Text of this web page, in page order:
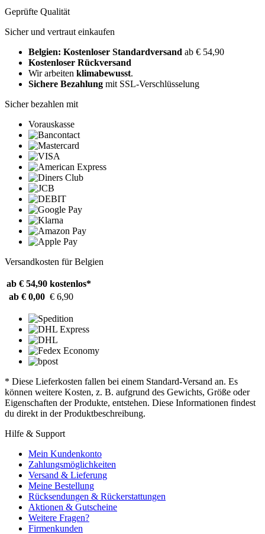
Geprüfte Qualität
Sicher und vertraut einkaufen
Belgien: Kostenloser Standardversand ab € 54,90
Kostenloser Rückversand
Wir arbeiten klimabewusst.
Sichere Bezahlung mit SSL-Verschlüsselung
Sicher bezahlen mit
Vorauskasse
Versandkosten für Belgien
ab € 54,90 kostenlos*
ab € 0,00 € 6,90
* Diese Lieferkosten fallen bei einem Standard-Versand an. Es
können weitere Kosten, z. B. aufgrund des Gewichts, Größe oder
Eigenschaften der Produkte, entstehen. Diese Informationen findest
du direkt in der Produktbeschreibung.
Hilfe & Support
Mein Kundenkonto
Zahlungsmöglichkeiten
Versand & Lieferung
Meine Bestellung
Rücksendungen & Rückerstattungen
Aktionen & Gutscheine
Weitere Fragen?
Firmenkunden